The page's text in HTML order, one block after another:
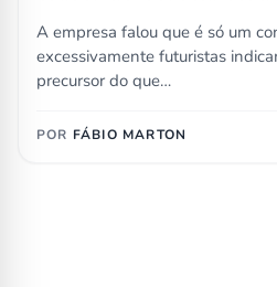
A empresa falou que é só um
excessivamente futuristas
precursor do que…
POR FÁBIO MARTON